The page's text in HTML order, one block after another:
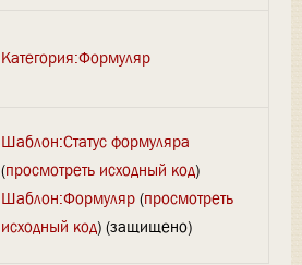
Категория:Формуляр
Шаблон:Статус формуляра
(просмотреть исходный код)
Шаблон:Формуляр(просмотреть
исходный код) (защищено)